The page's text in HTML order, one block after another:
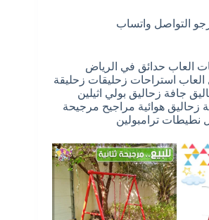
التواصل واتساب
العاب حدائق في الرياض
العاب استراحات زحليقات زحليقة
جافة زحاليق بولي اثيلين
زحاليق هوائية مراجيح مرجيحة
نطيطات ترامبولين